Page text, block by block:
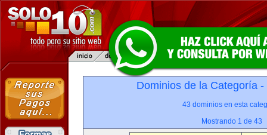
Dominios de la Categoría -
43 dominios en esta
Mostrando 1 de 43